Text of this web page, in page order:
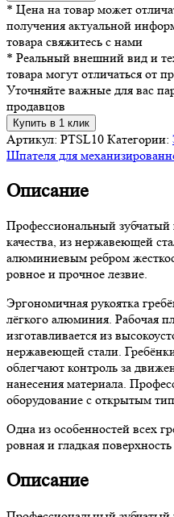
* Цена на товар может
получения актуальной
товара свяжитесь с нами
* Реальный внешний вид и
товара могут отличаться от
Уточняйте важные для вас
продавцов
Купить в 1 клик
Артикул: PTSL10 Категории:
Шпателя для
Описание
Профессиональный
качества, из нержавеющей
алюминиевым ребром
ровное и прочное лезвие.
Эргономичная рукоятка
лёгкого алюминия. Рабочая
изготавливается из
нержавеющей стали.
облегчают контроль за
нанесения материала.
оборудование с открытым
Одна из особенностей всех
ровная и гладкая
Описание